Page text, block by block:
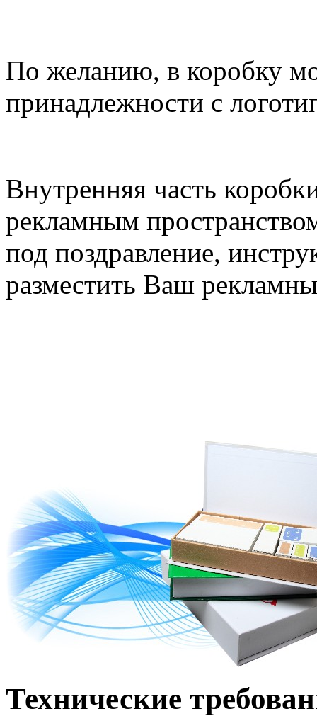
По желанию, в коробку
принадлежности с
Внутренняя часть
рекламным
под поздравление,
разместить Ваш
Технические